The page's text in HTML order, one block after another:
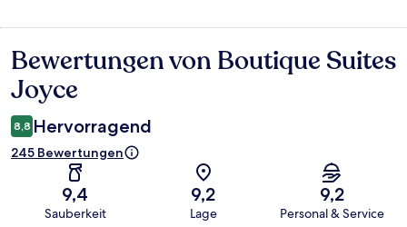
Bewertungen
Bewertungen von Boutique Suites
Joyce
8,8 Hervorragend
245 Bewertungen
9,4
Sauberkeit
9,2
Lage
9,2
Personal & Service